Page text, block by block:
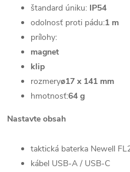
štandard úniku: IP54
odolnosť proti pádu:1 m
prílohy:
magnet
klip
rozmeryø17 x 141 mm
hmotnosť:64 g
Nastavte obsah
taktická baterka Newell
kábel USB-A / USB-C